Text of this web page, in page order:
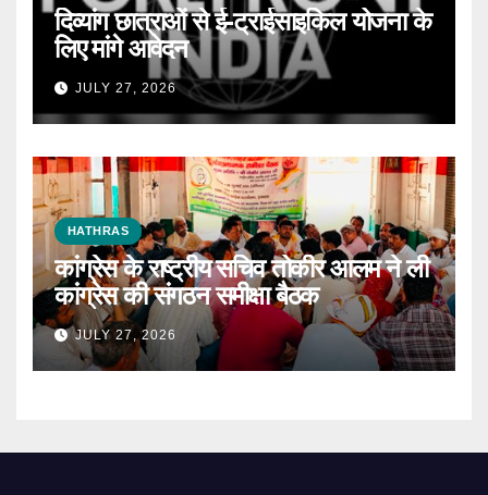
दिव्यांग छात्राओं से ई-ट्राईसाइकिल योजना के
लिए मांगे आवेदन
JULY 27, 2026
HATHRAS
कांग्रेस के राष्ट्रीय सचिव तोकीर आलम ने ली
कांग्रेस की संगठन समीक्षा बैठक
JULY 27, 2026